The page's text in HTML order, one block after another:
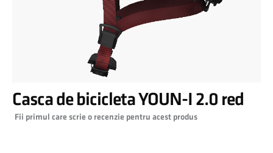
to
the
beginning
Casca de bicicleta YOUN-I 2.0 red
Fii primul care scrie o recenzie pentru acest produs